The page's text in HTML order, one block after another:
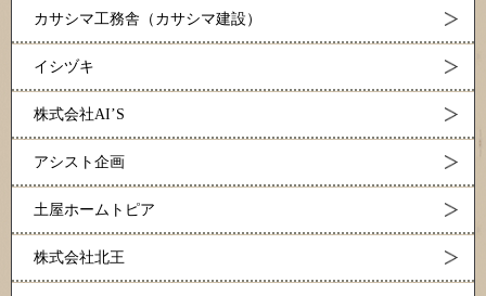
カサシマ工務舎（カサシマ建設）
イシヅキ
株式会社AI’S
アシスト企画
土屋ホームトピア
株式会社北王